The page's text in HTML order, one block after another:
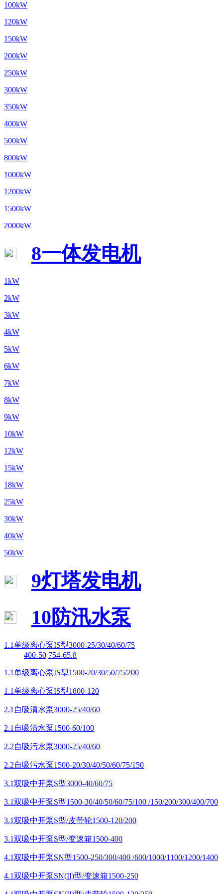
100kW
120kW
150kW
200kW
250kW
300kW
350kW
400kW
500kW
800kW
1000kW
1200kW
1500kW
2000kW
8一体发电机
1kW
2kW
3kW
4kW
5kW
6kW
7kW
8kW
9kW
10kW
12kW
15kW
18kW
25kW
30kW
40kW
50kW
9灯塔发电机
10防汛水泵
1.1单级离心泵IS型3000-25/30/40/60/75
400-50 754-65.8
1.1单级离心泵IS型1500-20/30/50/75/200
1.1单级离心泵IS型1800-120
2.1自吸清水泵3000-25/40/60
2.1自吸清水泵1500-60/100
2.2自吸污水泵3000-25/40/60
2.2自吸污水泵1500-20/30/40/50/60/75/150
3.1双吸中开泵S型3000-40/60/75
3.1双吸中开泵S型1500-30/40/50/60/75/100 /150/200/300/400/700
3.1双吸中开泵S型/皮带轮1500-120/200
3.1双吸中开泵S型/变速箱1500-400
4.1双吸中开泵SN型1500-250/300/400 /600/1000/1100/1200/1400
4.1双吸中开泵SN(II)型/变速箱1500-250